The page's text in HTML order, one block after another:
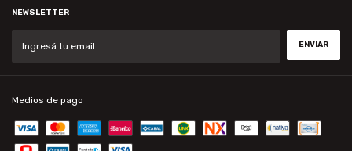
NEWSLETTER
Medios de pago